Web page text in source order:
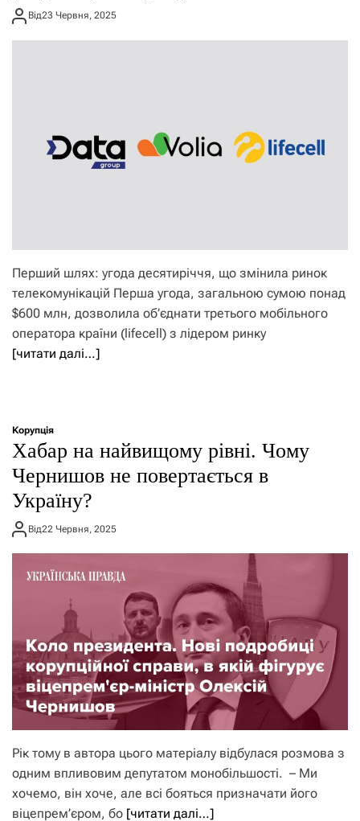
Від23 Червня, 2025
Перший шлях: угода десятиріччя, що змінила ринок
телекомунікацій Перша угода, загальною сумою понад
$600 млн, дозволила об’єднати третього мобільного
оператора країни (lifecell) з лідером ринку
[читати далі…]
Корупція
Хабар на найвищому рівні. Чому
Чернишов не повертається в
Україну?
Від22 Червня, 2025
Рік тому в автора цього матеріалу відбулася розмова з
одним впливовим депутатом монобільшості. – Ми
хочемо, він хоче, але всі бояться призначати його
віцепрем’єром, бо [читати далі…]